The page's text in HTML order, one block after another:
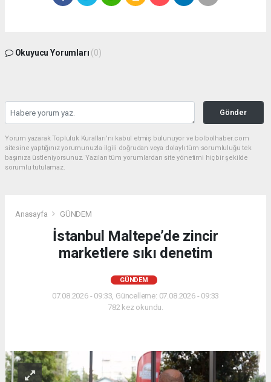
Okuyucu Yorumları (0)
Gönder
Yorum yazarak Topluluk Kuralları’nı kabul etmiş bulunuyor ve bolbolhaber.com
sitesine yaptığınız yorumunuzla ilgili doğrudan veya dolaylı tüm sorumluluğu tek
başınıza üstleniyorsunuz. Yazılan tüm yorumlardan site yönetimi hiçbir şekilde
sorumlu tutulamaz.
Anasayfa GÜNDEM
İstanbul Maltepe’de zincir
marketlere sıkı denetim
GÜNDEM
07.08.2026 - 09:33, Güncelleme: 07.08.2026 - 09:33
782 kez okundu.